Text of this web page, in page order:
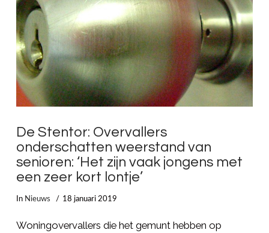
De Stentor: Overvallers
onderschatten weerstand van
senioren: ‘Het zijn vaak jongens met
een zeer kort lontje’
In Nieuws 18 januari 2019
Woningovervallers die het gemunt hebben op